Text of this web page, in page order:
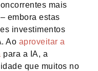
mais
embora estas
investimentos
Ao aproveitar a
para a IA, a
que muitos no